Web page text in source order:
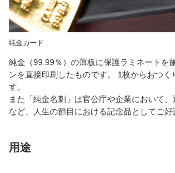
純金カード
純金（99.99％）の薄板に保護ラミネートを
ンを直接印刷したものです。 1枚からおつく
す。
また「純金名刺」は官公庁や企業において
など、人生の節目における記念品としてご好
用途